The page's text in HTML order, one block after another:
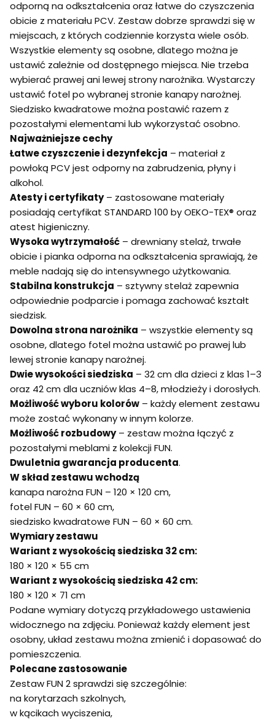
odporną na odkształcenia oraz łatwe do czyszczenia
obicie z materiału PCV. Zestaw dobrze sprawdzi się w
miejscach, z których codziennie korzysta wiele osób.
Wszystkie elementy są osobne, dlatego można je
ustawić zależnie od dostępnego miejsca. Nie trzeba
wybierać prawej ani lewej strony narożnika. Wystarczy
ustawić fotel po wybranej stronie kanapy narożnej.
Siedzisko kwadratowe można postawić razem z
pozostałymi elementami lub wykorzystać osobno.
Najważniejsze cechy
Łatwe czyszczenie i dezynfekcja – materiał z
powłoką PCV jest odporny na zabrudzenia, płyny i
alkohol.
Atesty i certyfikaty– zastosowane materiały
posiadają certyfikat STANDARD 100 by OEKO-TEX® oraz
atest higieniczny.
Wysoka wytrzymałość – drewniany stelaż, trwałe
obicie i pianka odporna na odkształcenia sprawiają, że
meble nadają się do intensywnego użytkowania.
Stabilna konstrukcja – sztywny stelaż zapewnia
odpowiednie podparcie i pomaga zachować kształt
siedzisk.
Dowolna strona narożnika – wszystkie elementy są
osobne, dlatego fotel można ustawić po prawej lub
lewej stronie kanapy narożnej.
Dwie wysokości siedziska – 32 cm dla dzieci z klas 1–3
oraz 42 cm dla uczniów klas 4–8, młodzieży i dorosłych.
Możliwość wyboru kolorów – każdy element zestawu
może zostać wykonany w innym kolorze.
Możliwość rozbudowy– zestaw można łączyć z
pozostałymi meblami z kolekcji FUN.
Dwuletnia gwarancja producenta.
W skład zestawu wchodzą
kanapa narożna FUN – 120 × 120 cm,
fotel FUN – 60 × 60 cm,
siedzisko kwadratowe FUN – 60 × 60 cm.
Wymiary zestawu
Wariant z wysokością siedziska 32 cm:
180 × 120 × 55 cm
Wariant z wysokością siedziska 42 cm:
180 × 120 × 71 cm
Podane wymiary dotyczą przykładowego ustawienia
widocznego na zdjęciu. Ponieważ każdy element jest
osobny, układ zestawu można zmienić i dopasować do
pomieszczenia.
Polecane zastosowanie
Zestaw FUN 2 sprawdzi się szczególnie:
na korytarzach szkolnych,
w kącikach wyciszenia,